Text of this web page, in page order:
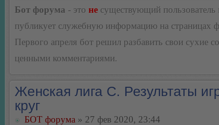
Бот форума - это не существующий пользователь
публикует служебную информацию на страницах
Первого апреля бот решил разбавить свои сухие
ценными комментариями.
Женская лига С. Результаты
круг
БОТ форума » 27 фев 2020, 23:44